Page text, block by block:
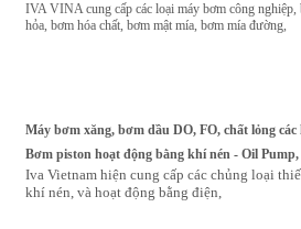
IVA VINA cung cấp các loại máy bơm công
hỏa, bơm hóa chất, bơm mật mía, bơm mía đường,
Máy bơm xăng, bơm dầu DO, FO, chất lỏng
Bơm piston hoạt động bằng khí nén - Oil Pump,
Iva Vietnam hiện cung cấp các chủng loại
khí nén, và hoạt động bằng điện,